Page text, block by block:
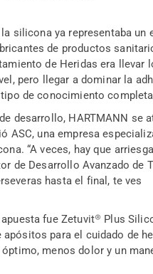
silicona ya representaba un
de productos
de Heridas era llevar
pero llegar a dominar la
de conocimiento
desarrollo, HARTMANN se
ASC, una empresa
“A veces, hay que
de Desarrollo Avanzado de
hasta el final, te ves
fue Zetuvit® Plus
apósitos para el cuidado de
menos dolor y un